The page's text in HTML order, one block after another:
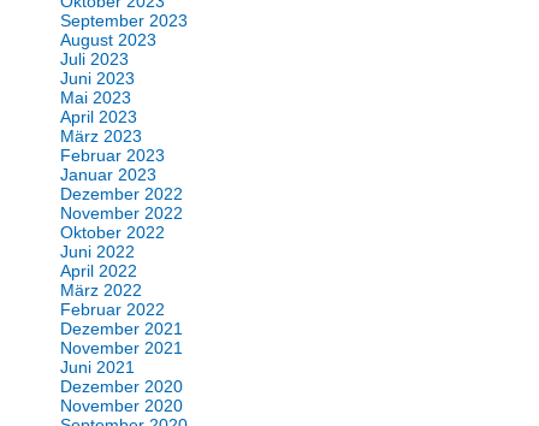
September 2023
August 2023
Juli 2023
Juni 2023
Mai 2023
April 2023
März 2023
Februar 2023
Januar 2023
Dezember 2022
November 2022
Oktober 2022
Juni 2022
April 2022
März 2022
Februar 2022
Dezember 2021
November 2021
Juni 2021
Dezember 2020
November 2020